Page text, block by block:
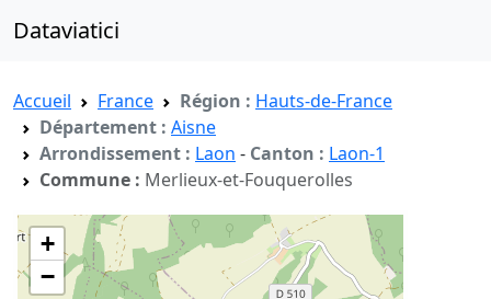
Dataviatici
Accueil France Région : Hauts-de-France
Département : Aisne
Arrondissement : Laon - Canton : Laon-1
Commune : Merlieux-et-Fouquerolles
+
−